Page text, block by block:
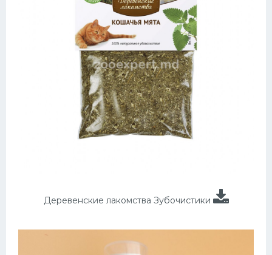
Деревенские лакомства Зубочистики